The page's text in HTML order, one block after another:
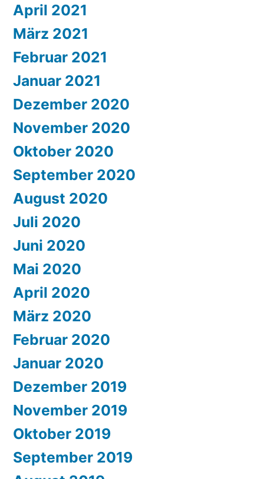
April 2021
März 2021
Februar 2021
Januar 2021
Dezember 2020
November 2020
Oktober 2020
September 2020
August 2020
Juli 2020
Juni 2020
Mai 2020
April 2020
März 2020
Februar 2020
Januar 2020
Dezember 2019
November 2019
Oktober 2019
September 2019